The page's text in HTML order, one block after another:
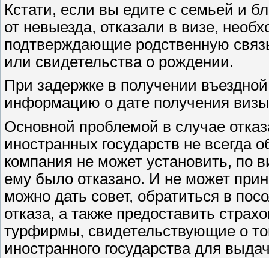
Кстати, если вы едите с семьей и
от невыезда, отказали в визе,
подтверждающие родственную
или свидетельства о рождении.
При задержке в получении
информацию о дате получения
Основной проблемой в случае
иностранных государств не всегда
компания не может установить, по
ему было отказано. И не может
можно дать совет, обратиться в
отказа, а также предоставить
турфирмы, свидетельствующие о
иностранного государства для